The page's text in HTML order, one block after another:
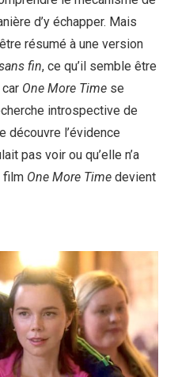
d’y échapper. Mais
résumé à une version
fin, ce qu’il semble être
One More Time se
introspective de
découvre l’évidence
pas voir ou qu’elle n’a
film One More Time devient